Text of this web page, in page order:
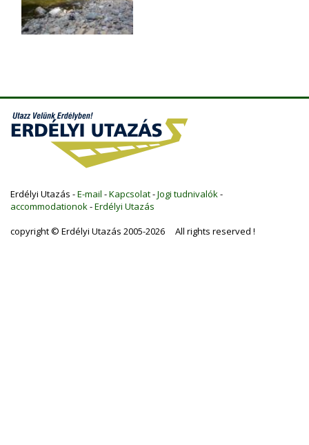
Erdélyi Utazás -E-mail -Kapcsolat-Jogi tudnivalók-
accommodationok-Erdélyi Utazás
copyright © Erdélyi Utazás 2005-2026 All rights reserved !